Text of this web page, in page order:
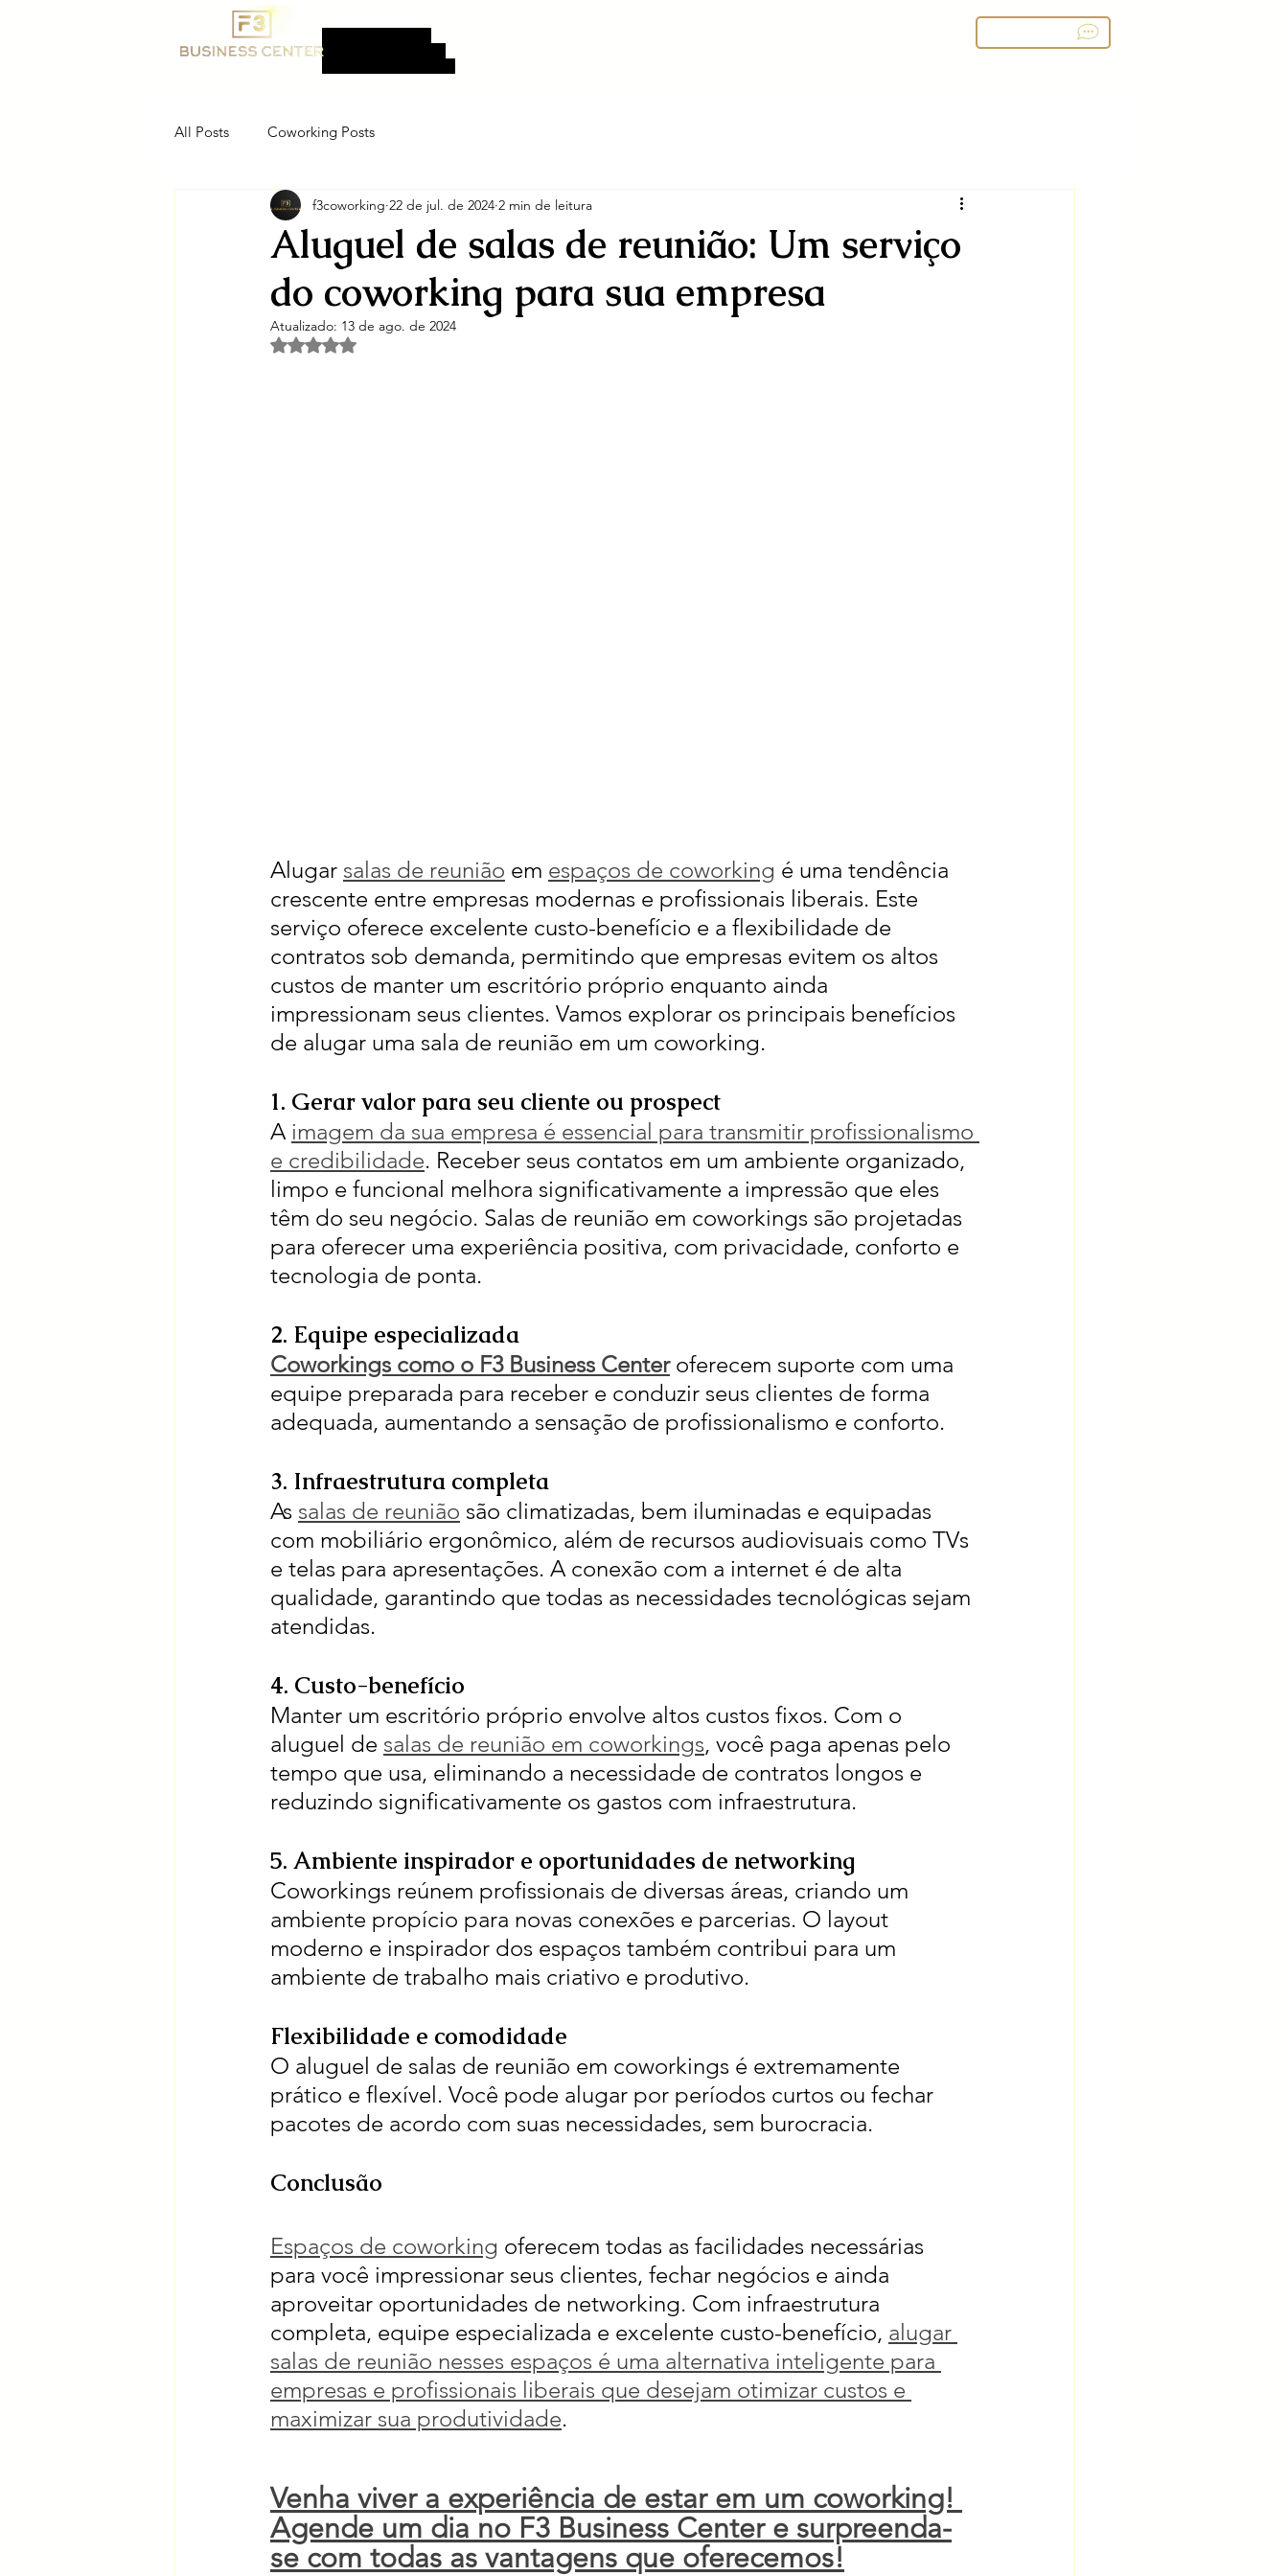
Coworking, Endereço
All Posts Coworking Posts
Aluguel de salas de reunião: Um serviço
do coworking para sua empresa
f3coworking 22 de jul. de 2024 2 min de leitura
Atualizado: 13 de ago. de 2024
Avaliado com NaN de 5 estrelas.
Alugar salas de reunião em espaços de coworking é uma tendência
crescente entre empresas modernas e profissionais liberais. Este
serviço oferece excelente custo-benefício e a flexibilidade de
contratos sob demanda, permitindo que empresas evitem os altos
custos de manter um escritório próprio enquanto ainda
impressionam seus clientes. Vamos explorar os principais benefícios
de alugar uma sala de reunião em um coworking.
1. Gerar valor para seu cliente ou prospect
A imagem da sua empresa é essencial para transmitir profissionalismo
e credibilidade. Receber seus contatos em um ambiente organizado,
limpo e funcional melhora significativamente a impressão que eles
têm do seu negócio. Salas de reunião em coworkings são projetadas
para oferecer uma experiência positiva, com privacidade, conforto e
tecnologia de ponta.
2. Equipe especializada
Coworkings como o F3 Business Center oferecem suporte com uma
equipe preparada para receber e conduzir seus clientes de forma
adequada, aumentando a sensação de profissionalismo e conforto.
3. Infraestrutura completa
As salas de reunião são climatizadas, bem iluminadas e equipadas
com mobiliário ergonômico, além de recursos audiovisuais como TVs
e telas para apresentações. A conexão com a internet é de alta
qualidade, garantindo que todas as necessidades tecnológicas sejam
atendidas.
4. Custo-benefício
Manter um escritório próprio envolve altos custos fixos. Com o
aluguel de salas de reunião em coworkings, você paga apenas pelo
tempo que usa, eliminando a necessidade de contratos longos e
reduzindo significativamente os gastos com infraestrutura.
5. Ambiente inspirador e oportunidades de networking
Coworkings reúnem profissionais de diversas áreas, criando um
ambiente propício para novas conexões e parcerias. O layout
moderno e inspirador dos espaços também contribui para um
ambiente de trabalho mais criativo e produtivo.
Flexibilidade e comodidade
O aluguel de salas de reunião em coworkings é extremamente
prático e flexível. Você pode alugar por períodos curtos ou fechar
pacotes de acordo com suas necessidades, sem burocracia.
Conclusão
Espaços de coworking oferecem todas as facilidades necessárias
para você impressionar seus clientes, fechar negócios e ainda
aproveitar oportunidades de networking. Com infraestrutura
completa, equipe especializada e excelente custo-benefício, alugar
salas de reunião nesses espaços é uma alternativa inteligente para
empresas e profissionais liberais que desejam otimizar custos e
maximizar sua produtividade.
Venha viver a experiência de estar em um coworking!
Agende um dia no F3 Business Center e surpreenda-
se com todas as vantagens que oferecemos!